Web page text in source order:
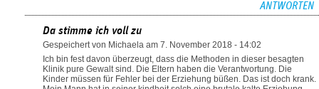
ANTWORTEN
Da stimme ich voll zu
Gespeichert von Michaela am 7. November 2018 - 14:02
Ich bin fest davon überzeugt, dass die Methoden in dieser besagten
Klinik pure Gewalt sind. Die Eltern haben die Verantwortung. Die
Kinder müssen für Fehler bei der Erziehung büßen. Das ist doch krank.